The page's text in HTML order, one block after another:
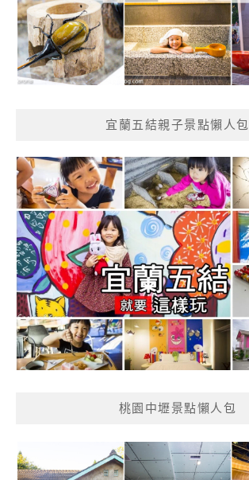
宜蘭五結親子景點懶人包
桃園中壢景點懶人包